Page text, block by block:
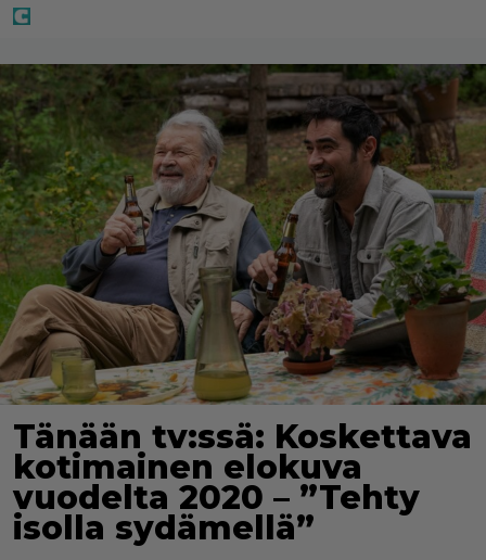
Tänään tv:ssä: Koskettava
kotimainen elokuva
vuodelta 2020 – ”Tehty
isolla sydämellä”